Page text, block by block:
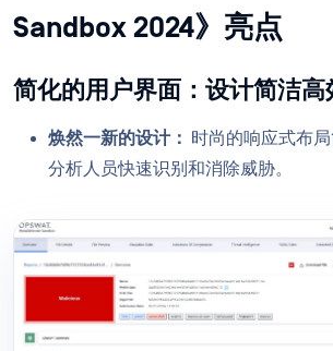
Sandbox 2024》亮点
简化的用户界面：设计简洁高
焕然一新的设计： 时尚的响应式布
分析人员快速识别和消除威胁。